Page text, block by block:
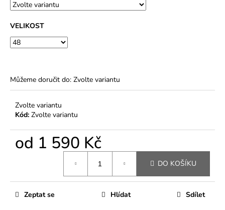
VELIKOST
Můžeme doručit do: Zvolte variantu
Zvolte variantu
Kód: Zvolte variantu
od 1 590 Kč
DO KOŠÍKU
Zeptat se Hlídat Sdílet
633